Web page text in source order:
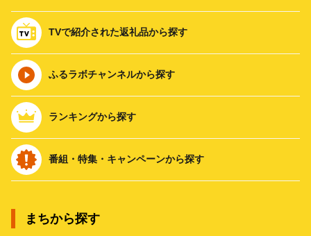
TVで紹介された返礼品から探す
ふるラボチャンネルから探す
ランキングから探す
番組・特集・キャンペーンから探す
まちから探す